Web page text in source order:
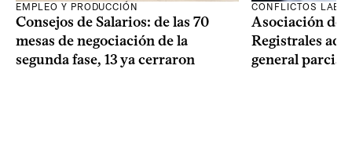
EMPLEO Y PRODUCCIÓN
Consejos de Salarios: de las 70
mesas de negociación de la
segunda fase, 13 ya cerraron
CONFLICTOS
Asociación de
Registrales
general parcial